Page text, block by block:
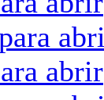
abrir